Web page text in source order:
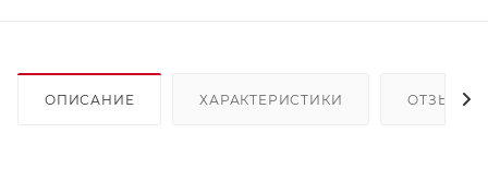
ОПИСАНИЕ ХАРАКТЕРИСТИКИ ОТЗЫВЫ